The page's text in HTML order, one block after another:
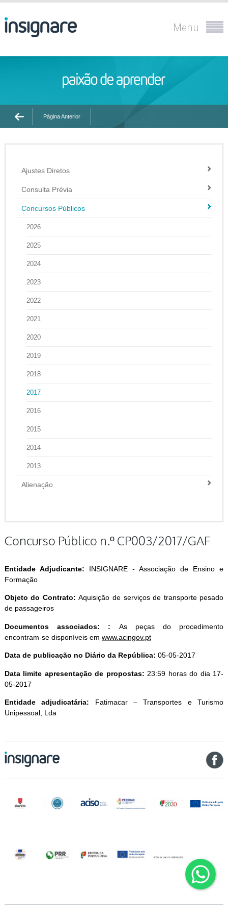
Menu
Página Anterior
Ajustes Diretos
Consulta Prévia
Concursos Públicos
2026
2025
2024
2023
2022
2021
2020
2019
2018
2017
2016
2015
2014
2013
Alienação
Concurso Público n.º CP003/2017/GAF
Entidade Adjudicante: INSIGNARE - Associação de Ensino e
Formação
Objeto do Contrato: Aquisição de serviços de transporte pesado
de passageiros
Documentos associados: : As peças do procedimento
encontram-se disponíveis em www.acingov.pt
Data de publicação no Diário da República: 05-05-2017
Data limite apresentação de propostas: 23:59 horas do dia 17-
05-2017
Entidade adjudicatária: Fatimacar – Transportes e Turismo
Unipessoal, Lda